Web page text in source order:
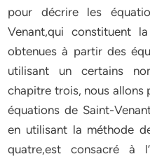
pour décrire les
Venant,qui constituent
obtenues à partir des
utilisant un certains
chapitre trois, nous allons
équations de Saint-
en utilisant la méthode
quatre,est consacré à